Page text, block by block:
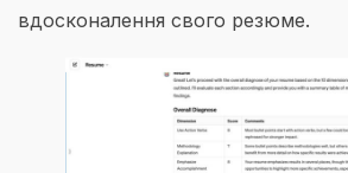
вдосконалення свого резюме.